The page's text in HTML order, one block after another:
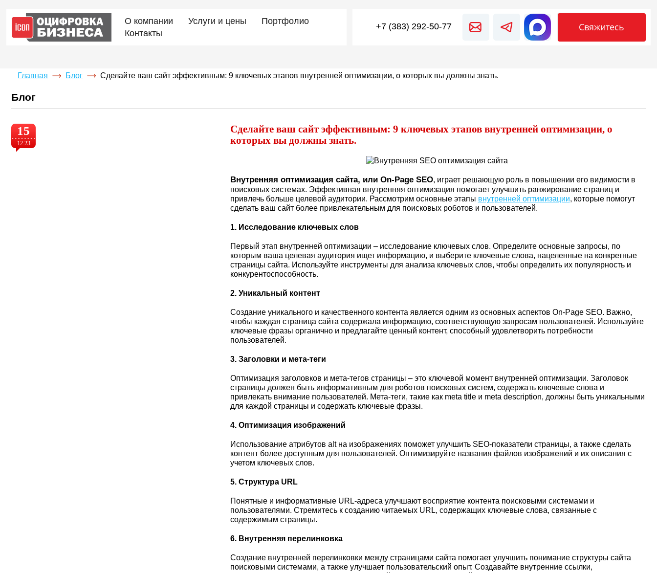
О компании Услуги и цены
Портфолио
Контакты
+7 (383) 292-50-77 Свяжитесь
Главная Блог Сделайте ваш сайт эффективным: 9 ключевых этапов внутренней оптимизации, о которых вы должны знать.
Блог
15
12.23
Сделайте ваш сайт эффективным: 9 ключевых этапов внутренней оптимизации, о
которых вы должны знать.
Внутренняя оптимизация сайта, или On-Page SEO, играет решающую роль в повышении его видимости в
поисковых системах. Эффективная внутренняя оптимизация помогает улучшить ранжирование страниц и
привлечь больше целевой аудитории. Рассмотрим основные этапы внутренней оптимизации, которые помогут
сделать ваш сайт более привлекательным для поисковых роботов и пользователей.
1. Исследование ключевых слов
Первый этап внутренней оптимизации – исследование ключевых слов. Определите основные запросы, по
которым ваша целевая аудитория ищет информацию, и выберите ключевые слова, нацеленные на конкретные
страницы сайта. Используйте инструменты для анализа ключевых слов, чтобы определить их популярность и
конкурентоспособность.
2. Уникальный контент
Создание уникального и качественного контента является одним из основных аспектов On-Page SEO. Важно,
чтобы каждая страница сайта содержала информацию, соответствующую запросам пользователей. Используйте
ключевые фразы органично и предлагайте ценный контент, способный удовлетворить потребности
пользователей.
3. Заголовки и мета-теги
Оптимизация заголовков и мета-тегов страницы – это ключевой момент внутренней оптимизации. Заголовок
страницы должен быть информативным для роботов поисковых систем, содержать ключевые слова и
привлекать внимание пользователей. Мета-теги, такие как meta title и meta description, должны быть уникальными
для каждой страницы и содержать ключевые фразы.
4. Оптимизация изображений
Использование атрибутов alt на изображениях поможет улучшить SEO-показатели страницы, а также сделать
контент более доступным для пользователей. Оптимизируйте названия файлов изображений и их описания с
учетом ключевых слов.
5. Структура URL
Понятные и информативные URL-адреса улучшают восприятие контента поисковыми системами и
пользователями. Стремитесь к созданию читаемых URL, содержащих ключевые слова, связанные с
содержимым страницы.
6. Внутренняя перелинковка
Создание внутренней перелинковки между страницами сайта помогает улучшить понимание структуры сайта
поисковыми системами, а также улучшает пользовательский опыт. Создавайте внутренние ссылки,